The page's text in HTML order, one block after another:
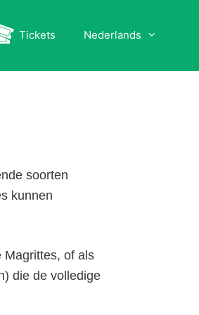
Tickets Nederlands
soorten
kunnen
Magrittes, of als
die de volledige